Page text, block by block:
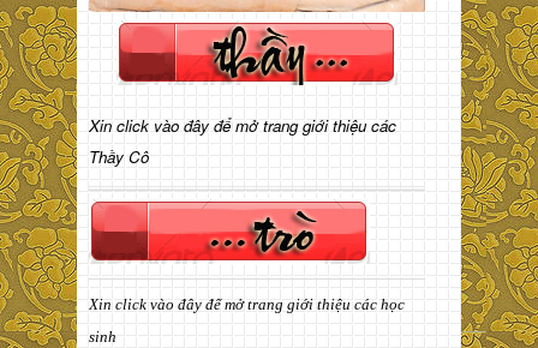
Xin click vào đây để mở trang giới thiệu các
Thầy Cô
Xin click vào đây để mở trang giới thiệu các học
sinh